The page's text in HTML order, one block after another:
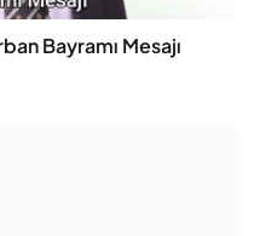
Bayramı Mesajı